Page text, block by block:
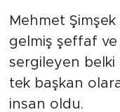
Mehmet Şimşek
gelmiş şeffaf
sergileyen
tek başkan
insan oldu.